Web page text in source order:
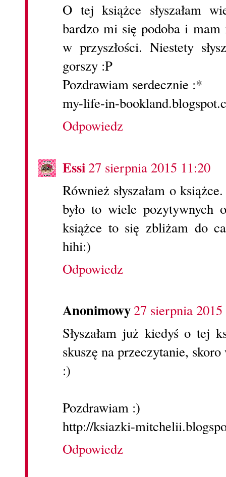
O tej książce słyszałam
bardzo mi się podoba i
w przyszłości. Niestety
gorszy :P
Pozdrawiam serdecznie :*
my-life-in-
Odpowiedz
Essi27 sierpnia 2015 11:20
Również słyszałam o
było to wiele
książce to się zbliżam do
hihi:)
Odpowiedz
Anonimowy27 sierpnia
Słyszałam już kiedyś o tej
skuszę na przeczytanie,
:)
Pozdrawiam :)
http://ksiazki-
Odpowiedz